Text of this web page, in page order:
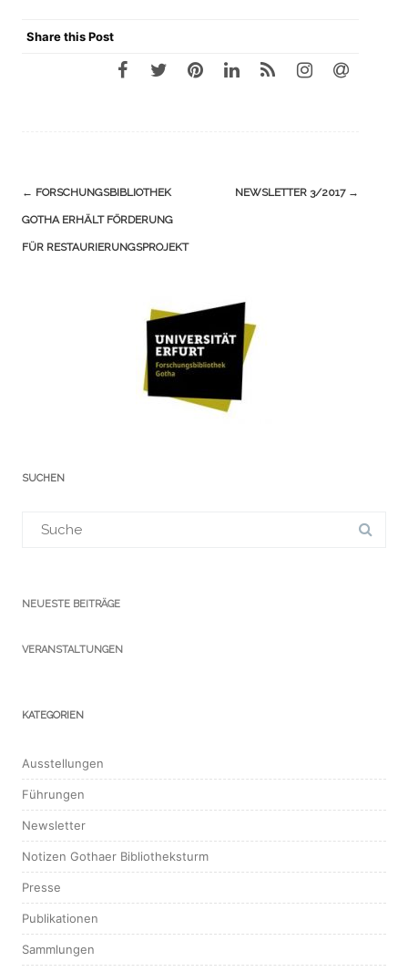
Share this Post
Navigation
(Beiträge)
← FORSCHUNGSBIBLIOTHEK
GOTHA ERHÄLT FÖRDERUNG
FÜR RESTAURIERUNGSPROJEKT
NEWSLETTER 3/2017 →
SUCHEN
für:
NEUESTE BEITRÄGE
VERANSTALTUNGEN
KATEGORIEN
Ausstellungen
Führungen
Newsletter
Notizen Gothaer Bibliotheksturm
Presse
Publikationen
Sammlungen